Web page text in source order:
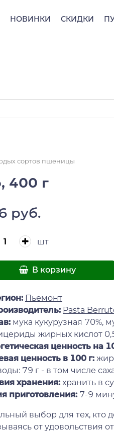
НОВИНКИ СКИДКИ
сортов пшеницы
400 г
руб.
шт
В корзину
Пьемонт
Pasta
мука кукурузная 70%,
жирных кислот
ценность на
ценность в 100 г:
79 г - в том числе
хранения: хранить в
приготовления: 7-9
выбор для тех, кто
от удовольствия